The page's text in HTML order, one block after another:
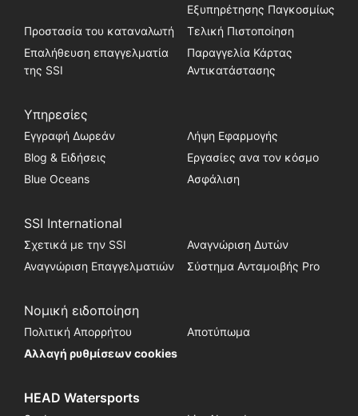
Εξυπηρέτησης Παγκοσμίως
Προστασία του καταναλωτή
Τελική Πιστοποίηση
Επαλήθευση επαγγελματία
της SSI
Παραγγελία Κάρτας
Αντικατάστασης
Υπηρεσίες
Εγγραφή Δωρεάν
Λήψη Εφαρμογής
Blog & Ειδήσεις
Εργασίες ανα τον κόσμο
Blue Oceans
Ασφάλιση
SSI International
Σχετικά με την SSI
Αναγνώριση Δυτών
Αναγνώριση Επαγγελματιών
Σύστημα Ανταμοιβής Pro
Νομική ειδοποίηση
Πολιτική Απορρήτου
Αποτύπωμα
Αλλαγή ρυθμίσεων cookies
HEAD Watersports